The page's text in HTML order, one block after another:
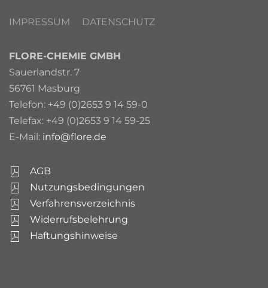
IMPRESSUM DATENSCHUTZ
FLORE-CHEMIE GMBH
Sauerlandstr. 7
56761 Masburg
Telefon: +49 (0)2653 9 14 59-0
Telefax: +49 (0)2653 9 14 59-25
E-Mail: info@flore.de
AGB
Nutzungsbedingungen
Verfahrensverzeichnis
Widerrufsbelehrung
Haftungshinweise